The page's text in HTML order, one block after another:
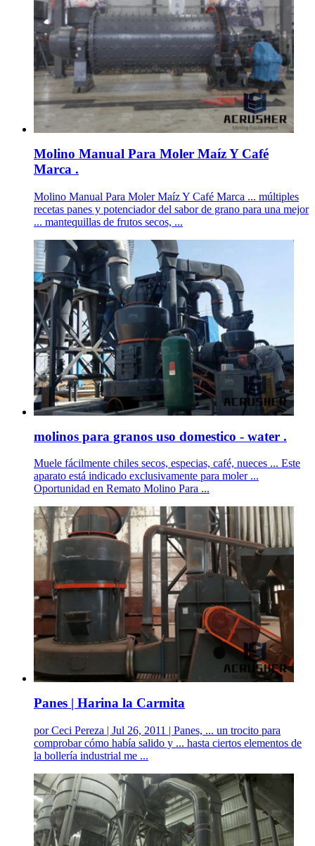
Molino Manual Para Moler Maíz Y Café
Marca .
Molino Manual Para Moler Maíz Y Café Marca ... múltiples
recetas panes y potenciador del sabor de grano para una mejor
... mantequillas de frutos secos, ...
molinos para granos uso domestico - water .
Muele fácilmente chiles secos, especias, café, nueces ... Este
aparato está indicado exclusivamente para moler ...
Oportunidad en Remato Molino Para ...
Panes | Harina la Carmita
por Ceci Pereza | Jul 26, 2011 | Panes, ... un trocito para
comprobar cómo había salido y ... hasta ciertos elementos de
la bollería industrial me ...